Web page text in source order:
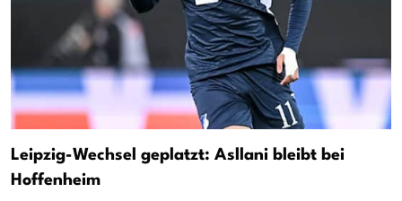
Leipzig-Wechsel geplatzt: Asllani bleibt bei
Hoffenheim